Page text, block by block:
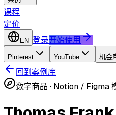
课程
定价
EN 登录开始使用
Pinterest YouTube 机会
回到案例库
数字商品 · Notion / Figma